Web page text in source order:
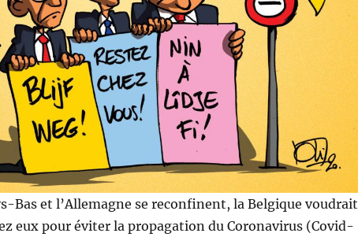
Bas et l’Allemagne se reconfinent, la Belgique voudrait
eux pour éviter la propagation du Coronavirus (Covid-